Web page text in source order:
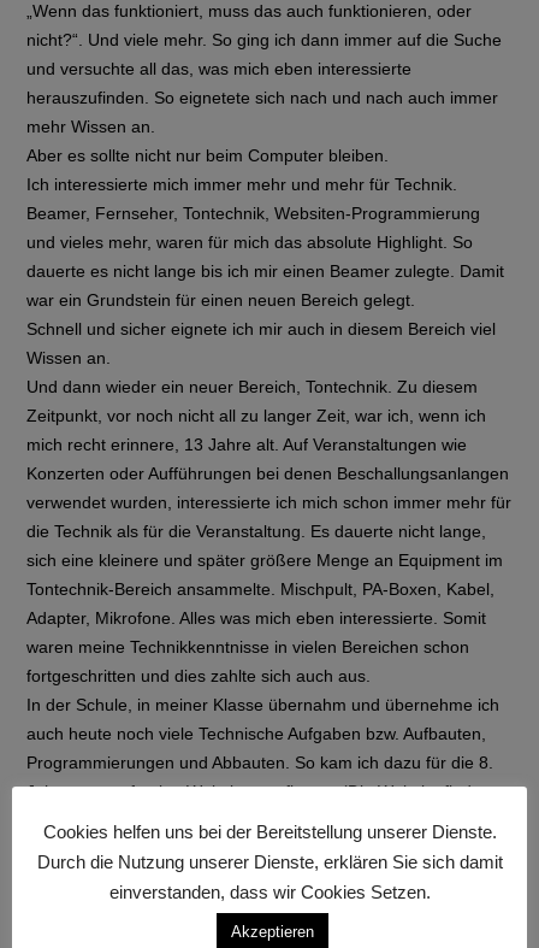
„Wenn das funktioniert, muss das auch funktionieren, oder
nicht?“. Und viele mehr. So ging ich dann immer auf die Suche
und versuchte all das, was mich eben interessierte
herauszufinden. So eignetete sich nach und nach auch immer
mehr Wissen an.
Aber es sollte nicht nur beim Computer bleiben.
Ich interessierte mich immer mehr und mehr für Technik.
Beamer, Fernseher, Tontechnik, Websiten-Programmierung
und vieles mehr, waren für mich das absolute Highlight. So
dauerte es nicht lange bis ich mir einen Beamer zulegte. Damit
war ein Grundstein für einen neuen Bereich gelegt.
Schnell und sicher eignete ich mir auch in diesem Bereich viel
Wissen an.
Und dann wieder ein neuer Bereich, Tontechnik. Zu diesem
Zeitpunkt, vor noch nicht all zu langer Zeit, war ich, wenn ich
mich recht erinnere, 13 Jahre alt. Auf Veranstaltungen wie
Konzerten oder Aufführungen bei denen Beschallungsanlangen
verwendet wurden, interessierte ich mich schon immer mehr für
die Technik als für die Veranstaltung. Es dauerte nicht lange,
sich eine kleinere und später größere Menge an Equipment im
Tontechnik-Bereich ansammelte. Mischpult, PA-Boxen, Kabel,
Adapter, Mikrofone. Alles was mich eben interessierte. Somit
waren meine Technikkenntnisse in vielen Bereichen schon
fortgeschritten und dies zahlte sich auch aus.
In der Schule, in meiner Klasse übernahm und übernehme ich
auch heute noch viele Technische Aufgaben bzw. Aufbauten,
Programmierungen und Abbauten. So kam ich dazu für die 8.
Jahrgangsstufe eine Website zu pflegen. (Die Website finden
Das, was mir am meisten an alle dem gefällt ist, das ich alles
miteinander verbinden kann.
Cookies helfen uns bei der Bereitstellung unserer Dienste.
Durch die Nutzung unserer Dienste, erklären Sie sich damit
einverstanden, dass wir Cookies Setzen.
Akzeptieren